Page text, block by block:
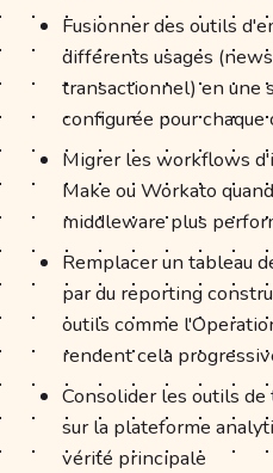
Fusionner des outils
différents usages
transactionnel) en une
configurée pour
Migrer les workflows
Make ou Workato
middleware plus
Remplacer un tableau
par du reporting
outils comme
rendent cela
Consolider les outils
sur la plateforme
vérité principale